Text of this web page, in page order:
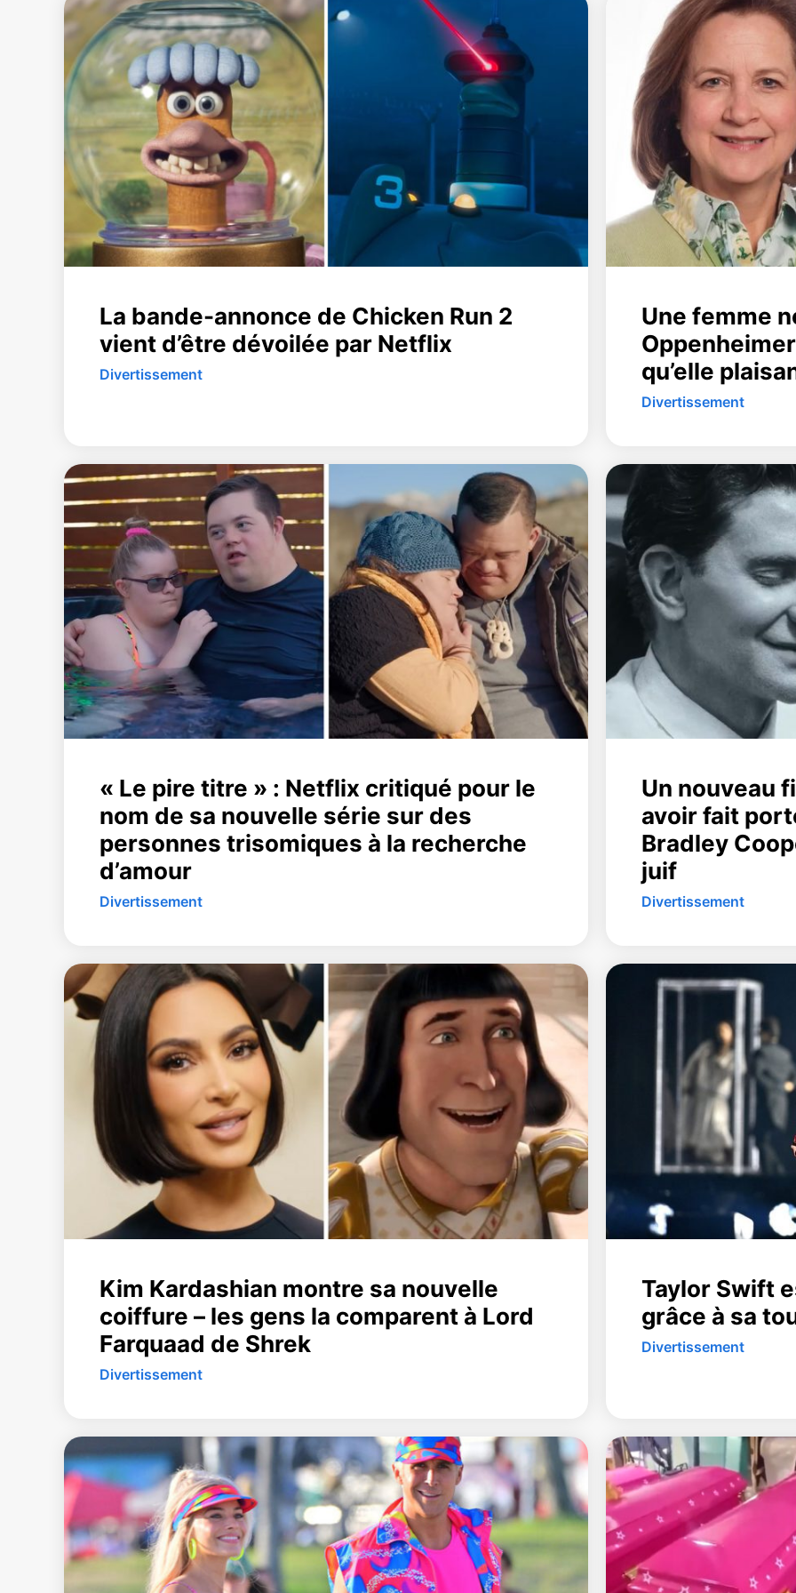
La bande-annonce de Chicken Run 2
vient d’être dévoilée par Netflix
Divertissement
Une femme
qu’elle
Divertissement
« Le pire titre » : Netflix critiqué pour le
nom de sa nouvelle série sur des
personnes trisomiques à la recherche
d’amour
Divertissement
Un nouveau
avoir fait
Bradley
juif
Divertissement
Kim Kardashian montre sa nouvelle
coiffure – les gens la comparent à Lord
Farquaad de Shrek
Divertissement
Taylor Swift
grâce à sa
Divertissement